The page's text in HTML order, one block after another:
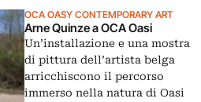
OCA OASY CONTEMPORARY ART
Arne Quinze a OCA Oasi
Un’installazione e una mostra
di pittura dell’artista belga
arricchiscono il percorso
immerso nella natura di Oasi